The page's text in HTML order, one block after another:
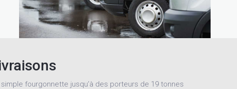
fourgonnette jusqu’à des porteurs de 19 tonnes